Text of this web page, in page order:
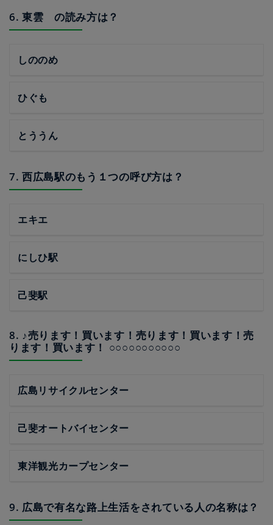
6. 東雲 の読み方は？
しののめ
ひぐも
とううん
7. 西広島駅のもう１つの呼び方は？
エキエ
にしひ駅
己斐駅
8. ♪売ります！買います！売ります！買います！売
ります！買います！ ○○○○○○○○○○○
広島リサイクルセンター
己斐オートバイセンター
東洋観光カープセンター
9. 広島で有名な路上生活をされている人の名称は？